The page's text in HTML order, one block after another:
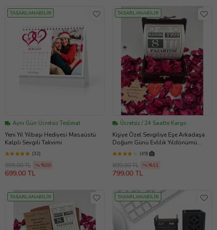
TASARLANABİLİR
Aynı Gün Ücretsiz Teslimat
Yeni Yıl Yılbaşı Hediyesi Masaüstü
Kalpli Sevgili Takvimi
(32)
999,00 TL %30
699,00 TL
TASARLANABİLİR
Ücretsiz / 24 Saatte Kargo
Kişiye Özel Sevgiliye Eşe Arkadaşa
Doğum Günü Evlilik Yıldönümü
Hediye Takvim Yaprağı SANDIKLI
(49)
899,00 TL %11
799,00 TL
TASARLANABİLİR TASARLANABİLİR